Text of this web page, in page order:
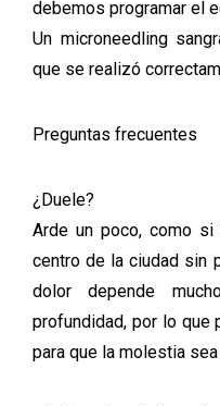
debemos programar el
Un microneedling
que se realizó
Preguntas frecuentes
¿Duele?
Arde un poco, como
centro de la ciudad sin
dolor depende
profundidad, por lo que
para que la molestia sea